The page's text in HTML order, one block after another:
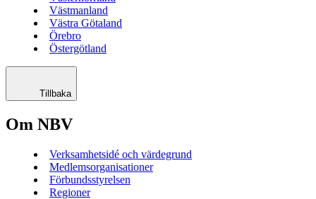
Västmanland
Västra Götaland
Örebro
Östergötland
Tillbaka
Om NBV
Verksamhetsidé och värdegrund
Medlemsorganisationer
Förbundsstyrelsen
Regioner